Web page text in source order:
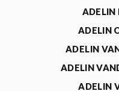
ADELIN
ADELIN
ADELIN
ADELIN
ADELIN